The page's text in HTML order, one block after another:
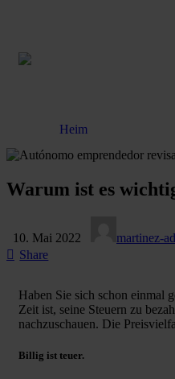
Heim
Warum ist es
10. Mai 2022 martinez-
Share
Haben Sie sich schon einmal
Zeit ist, seine Steuern zu
nachzuschauen. Die
Billig ist teuer.